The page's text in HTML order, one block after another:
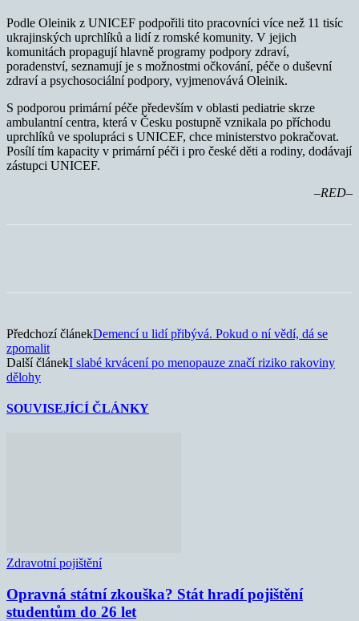
Podle Oleinik z UNICEF podpořili tito pracovníci více než 11 tisíc
ukrajinských uprchlíků a lidí z romské komunity. V jejich
komunitách propagují hlavně programy podpory zdraví,
poradenství, seznamují je s možnostmi očkování, péče o duševní
zdraví a psychosociální podpory, vyjmenovává Oleinik.
S podporou primární péče především v oblasti pediatrie skrze
ambulantní centra, která v Česku postupně vznikala po příchodu
uprchlíků ve spolupráci s UNICEF, chce ministerstvo pokračovat.
Posílí tím kapacity v primární péči i pro české děti a rodiny, dodávají
zástupci UNICEF.
–RED–
Předchozí článekDemencí u lidí přibývá. Pokud o ní vědí, dá se
zpomalit
Další článekI slabé krvácení po menopauze značí riziko rakoviny
dělohy
SOUVISEJÍCÍ ČLÁNKY
Zdravotní pojištění
Opravná státní zkouška? Stát hradí pojištění
studentům do 26 let